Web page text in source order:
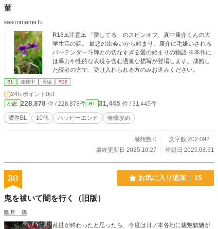
菫
sasorimama.fu
R18⚠️注意⚠️ 「愛してる」のスピンオフ、真中康介くんの大
学生活の話。 最悪の出会いから始まり、康介に毛嫌いされる
バーテンダー斗輝との切なすぎる愛の始まりの物語 ※本作に
は暴力や性的な表現を含む過激な描写が登場します。成熟し
た読者の方で、受け入れられる方のみお進みください。
BL 連載中 長編 R18
24h.ポイント 0pt
小説 228,878 位 / 228,878件 BL 31,445 位 / 31,445件
濃厚BL 10代 ハッピーエンド 俺様攻め
感想数 0
文字数 202,092
最終更新日 2025.10.27
登録日 2025.08.31
30 お気に入り追加 15
鬼を祓いて闇を行く（旧版）
幽月 篠
乱世が終わったと思ったら、今度は日ノ本各地に魑魅魍魎が